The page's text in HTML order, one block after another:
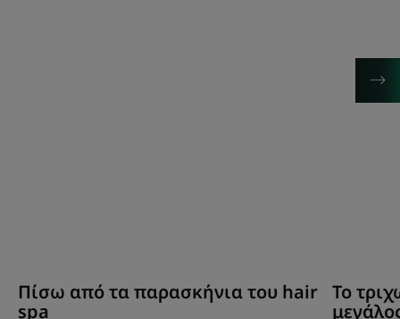
Πίσω από τα παρασκήνια του hair
spa
άγνωστος
Το